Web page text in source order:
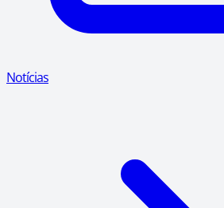
Notícias